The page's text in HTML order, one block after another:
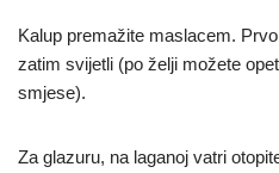
Kalup premažite maslacem.
zatim svijetli (po želji možete
smjese).
Za glazuru, na laganoj vatri